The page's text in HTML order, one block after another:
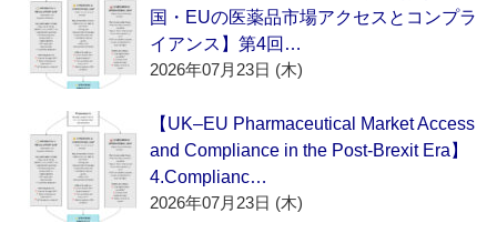
国・EUの医薬品市場アクセスとコンプラ
イアンス】第4回…
2026年07月23日 (木)
【UK–EU Pharmaceutical Market Access
and Compliance in the Post-Brexit Era】
4.Complianc…
2026年07月23日 (木)